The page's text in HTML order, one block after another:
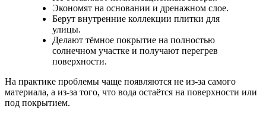
Экономят на основании и дренажном слое.
Берут внутренние коллекции плитки для
улицы.
Делают тёмное покрытие на полностью
солнечном участке и получают перегрев
поверхности.
На практике проблемы чаще появляются не из-за самого
материала, а из-за того, что вода остаётся на поверхности или
под покрытием.